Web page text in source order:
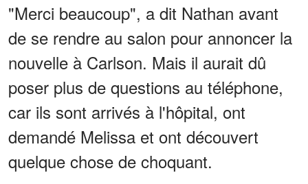
"Merci beaucoup", a dit Nathan avant
de se rendre au salon pour annoncer la
nouvelle à Carlson. Mais il aurait dû
poser plus de questions au téléphone,
car ils sont arrivés à l'hôpital, ont
demandé Melissa et ont découvert
quelque chose de choquant.